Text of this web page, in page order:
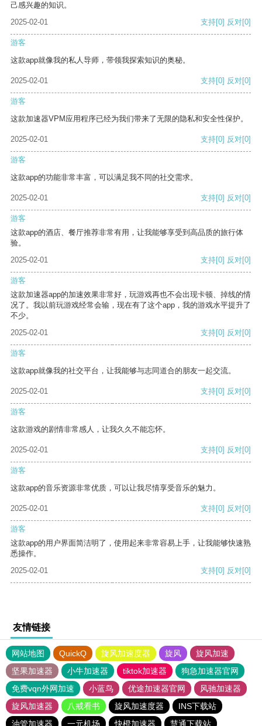
己感兴趣的知识。
2025-02-01
支持[0] 反对[0]
游客
这款app就像我的私人导师，带领我探索知识的奥秘。
2025-02-01 支持[0] 反对[0]
游客
这款加速器VPM应用程序已经为我们带来了无限的隐私和安全性保护。
2025-02-01 支持[0] 反对[0]
游客
这款app的功能非常丰富，可以满足我不同的社交需求。
2025-02-01 支持[0] 反对[0]
游客
这款app的酒店、餐厅推荐非常有用，让我能够享受到高品质的旅行体
验。
2025-02-01
支持[0] 反对[0]
游客
这款加速器app的加速效果非常好，玩游戏再也不会出现卡顿、掉线的情
况了。我以前玩游戏经常会输，现在有了这个app，我的游戏水平提升了
不少。
2025-02-01
支持[0] 反对[0]
游客
这款app就像我的社交平台，让我能够与志同道合的朋友一起交流。
2025-02-01 支持[0] 反对[0]
游客
这款游戏的剧情非常感人，让我久久不能忘怀。
2025-02-01 支持[0] 反对[0]
游客
这款app的音乐资源非常优质，可以让我尽情享受音乐的魅力。
2025-02-01 支持[0] 反对[0]
游客
这款app的用户界面简洁明了，使用起来非常容易上手，让我能够快速熟
悉操作。
2025-02-01
支持[0] 反对[0]
友情链接
网站地图 QuickQ 旋风加速度器 旋风
旋风加速
坚果加速器
小牛加速器 tiktok加速器
狗急加速器官网
免费vqn外网加速
小蓝鸟 优途加速器官网
风驰加速器
旋风加速器
八戒看书 旋风加速度器
INS下载站
油管加速器
一元机场 快橙加速器 慧通下载站